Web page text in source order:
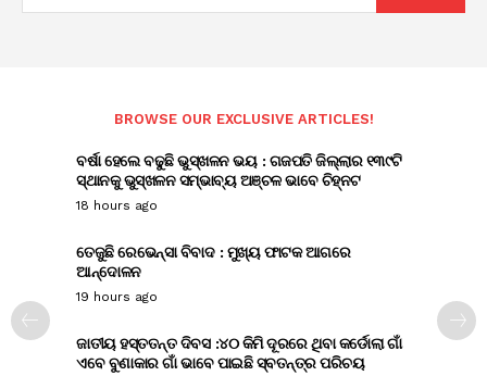
BROWSE OUR EXCLUSIVE ARTICLES!
ବର୍ଷା ହେଲେ ବଢୁଛି ଭୁସ୍ଖଳନ ଭୟ : ଗଜପତି ଜିଲ୍ଲାର ୧୩୯ଟି
ସ୍ଥାନକୁ ଭୁସ୍ଖଳନ ସମ୍ଭାବ୍ୟ ଅଞ୍ଚଳ ଭାବେ ଚିହ୍ନଟ
18 hours ago
ତେଜୁଛି ରେଭେନ୍ସା ବିବାଦ : ମୁଖ୍ୟ ଫାଟକ ଆଗରେ
ଆନ୍ଦୋଳନ
19 hours ago
ଜାତୀୟ ହସ୍ତତନ୍ତ ଦିବସ :୪୦ କିମି ଦୂରରେ ଥିବା କର୍ଡୋଲା ଗାଁ
ଏବେ ବୁଣାକାର ଗାଁ ଭାବେ ପାଇଛି ସ୍ବତନ୍ତ୍ର ପରିଚୟ